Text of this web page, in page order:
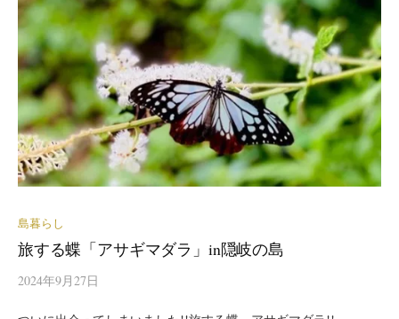
島暮らし
旅する蝶「アサギマダラ」in隠岐の島
2024年9月27日